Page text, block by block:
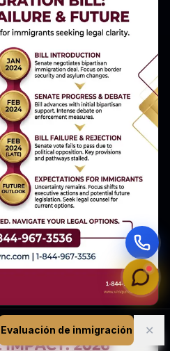
Evaluación de inmigración ✕